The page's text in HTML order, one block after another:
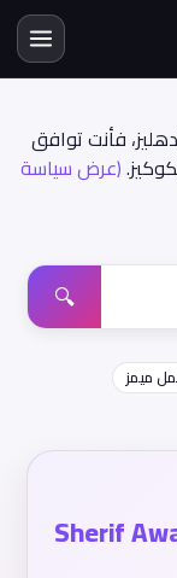
فأنت توافق
(عرض سياسة
🔍
ميمز
Sherif